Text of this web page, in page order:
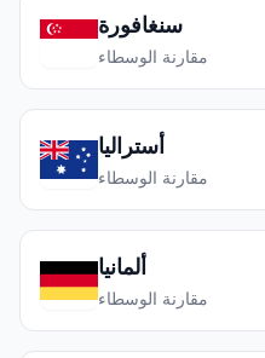
سنغافورة
مقارنة الوسطاء
أستراليا
مقارنة الوسطاء
ألمانيا
مقارنة الوسطاء